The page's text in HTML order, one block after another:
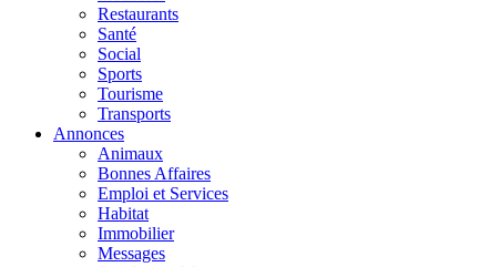
Restaurants
Santé
Social
Sports
Tourisme
Transports
Annonces
Animaux
Bonnes Affaires
Emploi et Services
Habitat
Immobilier
Messages